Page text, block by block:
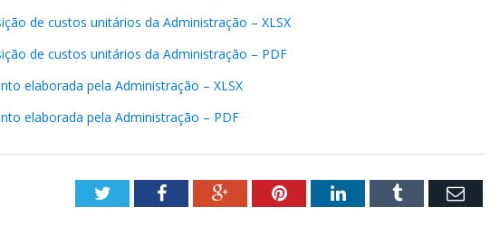
de custos unitários da Administração – XLSX
de custos unitários da Administração – PDF
elaborada pela Administração – XLSX
elaborada pela Administração – PDF
TwitterFacebookGoogle+PinterestLinkedInTumblr Email